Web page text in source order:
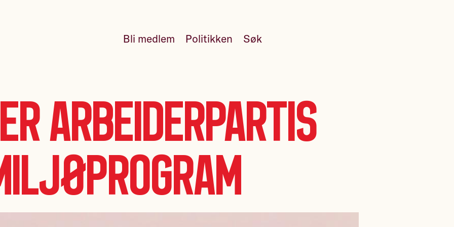
Bli medlem Politikken Søk
Arbeiderpartis